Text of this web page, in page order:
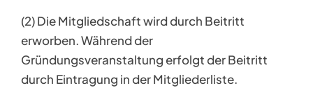
(2) Die Mitgliedschaft wird durch Beitritt
erworben. Während der
Gründungsveranstaltung erfolgt der Beitritt
durch Eintragung in der Mitgliederliste.